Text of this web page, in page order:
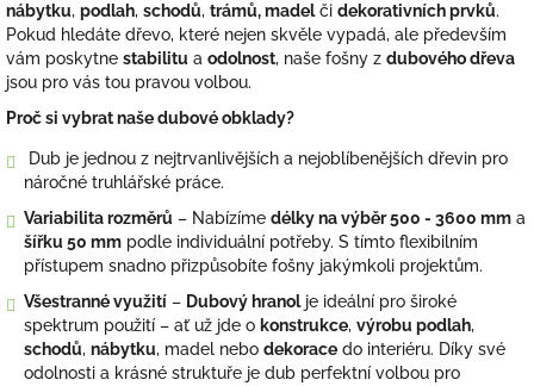
nábytku, podlah, schodů, trámů, madelči dekorativních prvků.
Pokud hledáte dřevo, které nejen skvěle vypadá, ale především
vám poskytne stabilitu a odolnost, naše fošny z dubového dřeva
jsou pro vás tou pravou volbou.
Proč si vybrat naše dubové obklady?
Dub je jednou z nejtrvanlivějších a nejoblíbenějších dřevin pro
náročné truhlářské práce.
Variabilita rozměrů – Nabízíme délky na výběr 500 - 3600 mm a
šířku 50 mm podle individuální potřeby. S tímto flexibilním
přístupem snadno přizpůsobíte fošny jakýmkoli projektům.
Všestranné využití – Dubový hranolje ideální pro široké
spektrum použití – ať už jde o konstrukce, výrobu podlah,
schodů, nábytku, madel nebo dekorace do interiéru. Díky své
odolnosti a krásné struktuře je dub perfektní volbou pro